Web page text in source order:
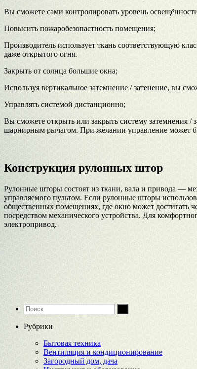
Вы сможете сами контролировать уровень
Повысить пожаробезопастность помещения;
Производитель использует ткань соответствующую
даже открытого огня.
Закрыть от солнца большие окна;
Используя вертикальное затемнение / затенение, вы
Управлять системой дистанционно;
Вы сможете открыть или закрыть систему затемнения
шарнирным рычагом. При желании управление может
Конструкция рулонных штор
Рулонные шторы состоят из ткани, вала и привода —
управляемого пультом. Если рулонные шторы
общественных помещениях, где окно может достигать
посредством механического устройства. Для
электропривод.
Рубрики
Бытовая техника
Вентиляция и кондиционирование
Загородный дом, дача